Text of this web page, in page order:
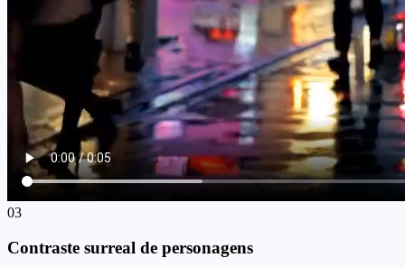
03
Contraste surreal de personagens